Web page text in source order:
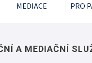
MEDIACE PRO
A MEDIAČNÍ